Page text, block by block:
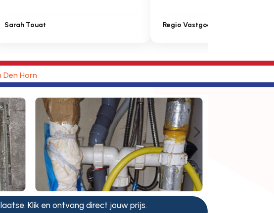
Sarah Touat Regio Vastgoedbeheer
Horn
5
Klik en ontvang direct jouw prijs.